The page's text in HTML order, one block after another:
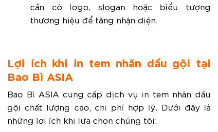
cần có logo, slogan hoặc biểu tượng
thương hiệu để tăng nhận diện.
Lợi ích khi in tem nhãn dầu gội tại
Bao Bì ASIA
Bao Bì ASIA cung cấp dịch vụ in tem nhãn dầu
gội chất lượng cao, chi phí hợp lý. Dưới đây là
những lợi ích khi lựa chọn chúng tôi: